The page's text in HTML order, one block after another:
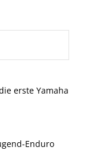
erste Yamaha
Enduro